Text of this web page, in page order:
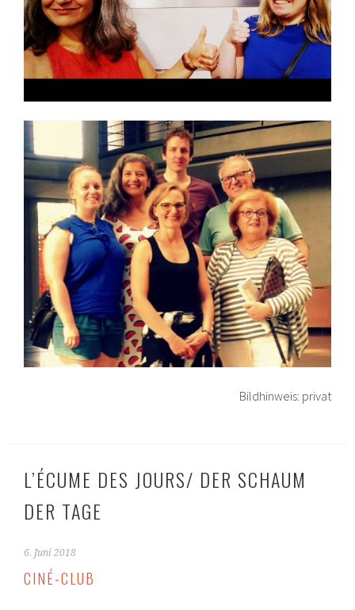
Bildhinweis: privat
L’ÉCUME DES JOURS/ DER SCHAUM
DER TAGE
6. Juni 2018
CINÉ-CLUB